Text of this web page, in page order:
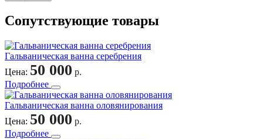
Сопутствующие товары
Гальваническая ванна серебрения
Цена: 50 000 р.
Подробнее
Гальваническая ванна оловянирования
Цена: 50 000 р.
Подробнее